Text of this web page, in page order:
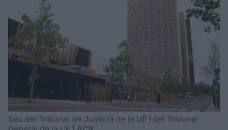
Seu del Tribunal de Justícia de la UE i del Tribunal